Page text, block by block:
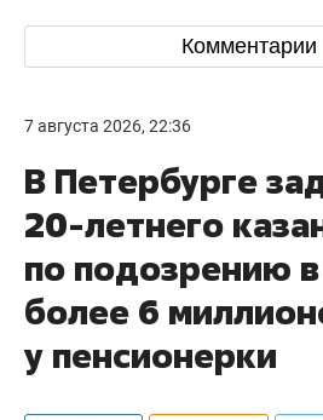
Комментарии
7 августа 2026, 22:36
В Петербурге
20-летнего
по подозрению
более 6
у пенсионерки